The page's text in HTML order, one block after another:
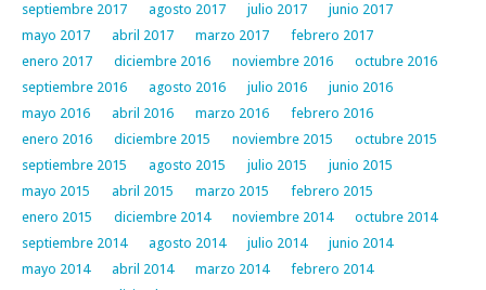
septiembre 2017
agosto 2017 julio 2017
junio 2017
mayo 2017
abril 2017 marzo 2017
febrero 2017
enero 2017
diciembre 2016 noviembre 2016
octubre 2016
septiembre 2016
agosto 2016 julio 2016
junio 2016
mayo 2016
abril 2016 marzo 2016
febrero 2016
enero 2016
diciembre 2015 noviembre 2015
octubre 2015
septiembre 2015
agosto 2015 julio 2015
junio 2015
mayo 2015
abril 2015 marzo 2015
febrero 2015
enero 2015
diciembre 2014 noviembre 2014
octubre 2014
septiembre 2014
agosto 2014 julio 2014
junio 2014
mayo 2014
abril 2014 marzo 2014
febrero 2014